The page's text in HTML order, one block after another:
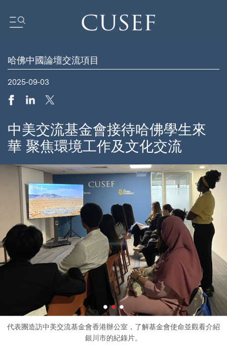
我們的影響力
訂閲中心
研究報告
我們的社區
哈佛中國論壇交流項目
2025-09-03
中美交流基金會接待哈佛學生來
華 聚焦環境工作及文化交流
代表團造訪中美交流基金會香港辦公室，了解基金會使命並觀看介紹
銀川市的紀錄片。